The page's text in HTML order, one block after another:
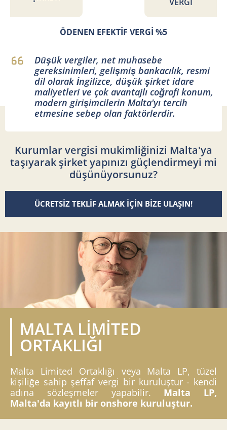
ÖDENEN EFEKTİF VERGİ %5
Düşük vergiler, net muhasebe
gereksinimleri, gelişmiş bankacılık, resmi
dil olarak İngilizce, düşük şirket idare
maliyetleri ve çok avantajlı coğrafi konum,
modern girişimcilerin Malta'yı tercih
etmesine sebep olan faktörlerdir.
Kurumlar vergisi mukimliğinizi Malta'ya
taşıyarak şirket yapınızı güçlendirmeyi mi
düşünüyorsunuz?
ÜCRETSİZ TEKLİF ALMAK İÇİN BİZE ULAŞIN!
MALTA LİMİTED
ORTAKLIĞI
Malta Limited Ortaklığı veya Malta LP, tüzel
kişiliğe sahip şeffaf vergi bir kuruluştur - kendi
adına sözleşmeler yapabilir. Malta LP,
Malta'da kayıtlı bir onshore kuruluştur.